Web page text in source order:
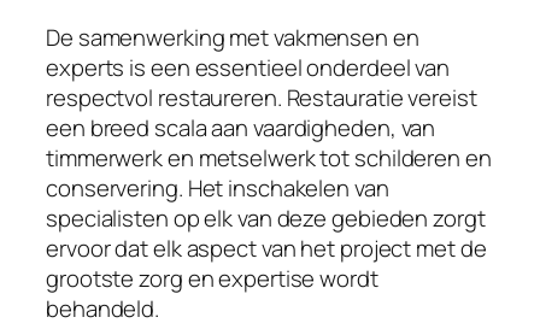
De samenwerking met vakmensen en
experts is een essentieel onderdeel van
respectvol restaureren. Restauratie vereist
een breed scala aan vaardigheden, van
timmerwerk en metselwerk tot schilderen en
conservering. Het inschakelen van
specialisten op elk van deze gebieden zorgt
ervoor dat elk aspect van het project met de
grootste zorg en expertise wordt
behandeld.